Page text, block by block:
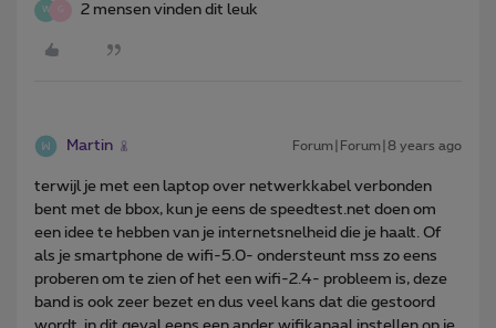
W 2 mensen vinden dit leuk
Martin Forum|Forum|8 years ago
terwijl je met een laptop over netwerkkabel verbonden
bent met de bbox, kun je eens de speedtest.net doen om
een idee te hebben van je internetsnelheid die je haalt. Of
als je smartphone de wifi-5.0- ondersteunt mss zo eens
proberen om te zien of het een wifi-2.4- probleem is, deze
band is ook zeer bezet en dus veel kans dat die gestoord